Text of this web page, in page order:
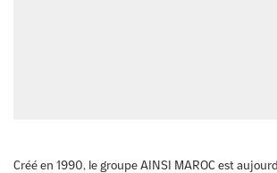
Créé en 1990, le groupe AINSI MAROC est